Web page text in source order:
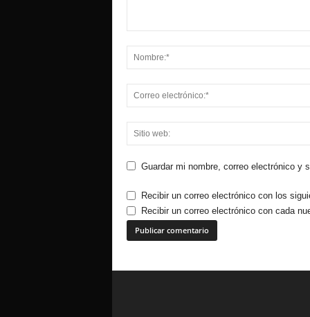
Guardar mi nombre, correo electrónico y
Recibir un correo electrónico con los
Recibir un correo electrónico con cada